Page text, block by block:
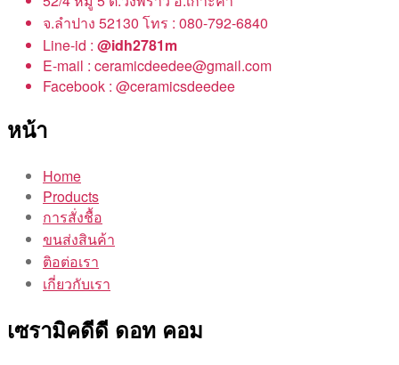
จ.ลำปาง 52130 โทร : 080-792-6840
Line-id : @idh2781m
E-mail : ceramicdeedee@gmail.com
Facebook : @ceramicsdeedee
หน้า
Home
Products
การสั่งชื้อ
ขนส่งสินค้า
ติอต่อเรา
เกี่ยวกับเรา
เซรามิคดีดี ดอท คอม